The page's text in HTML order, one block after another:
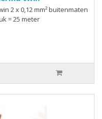
2 x 0,12 mm² buitenmaten
= 25 meter